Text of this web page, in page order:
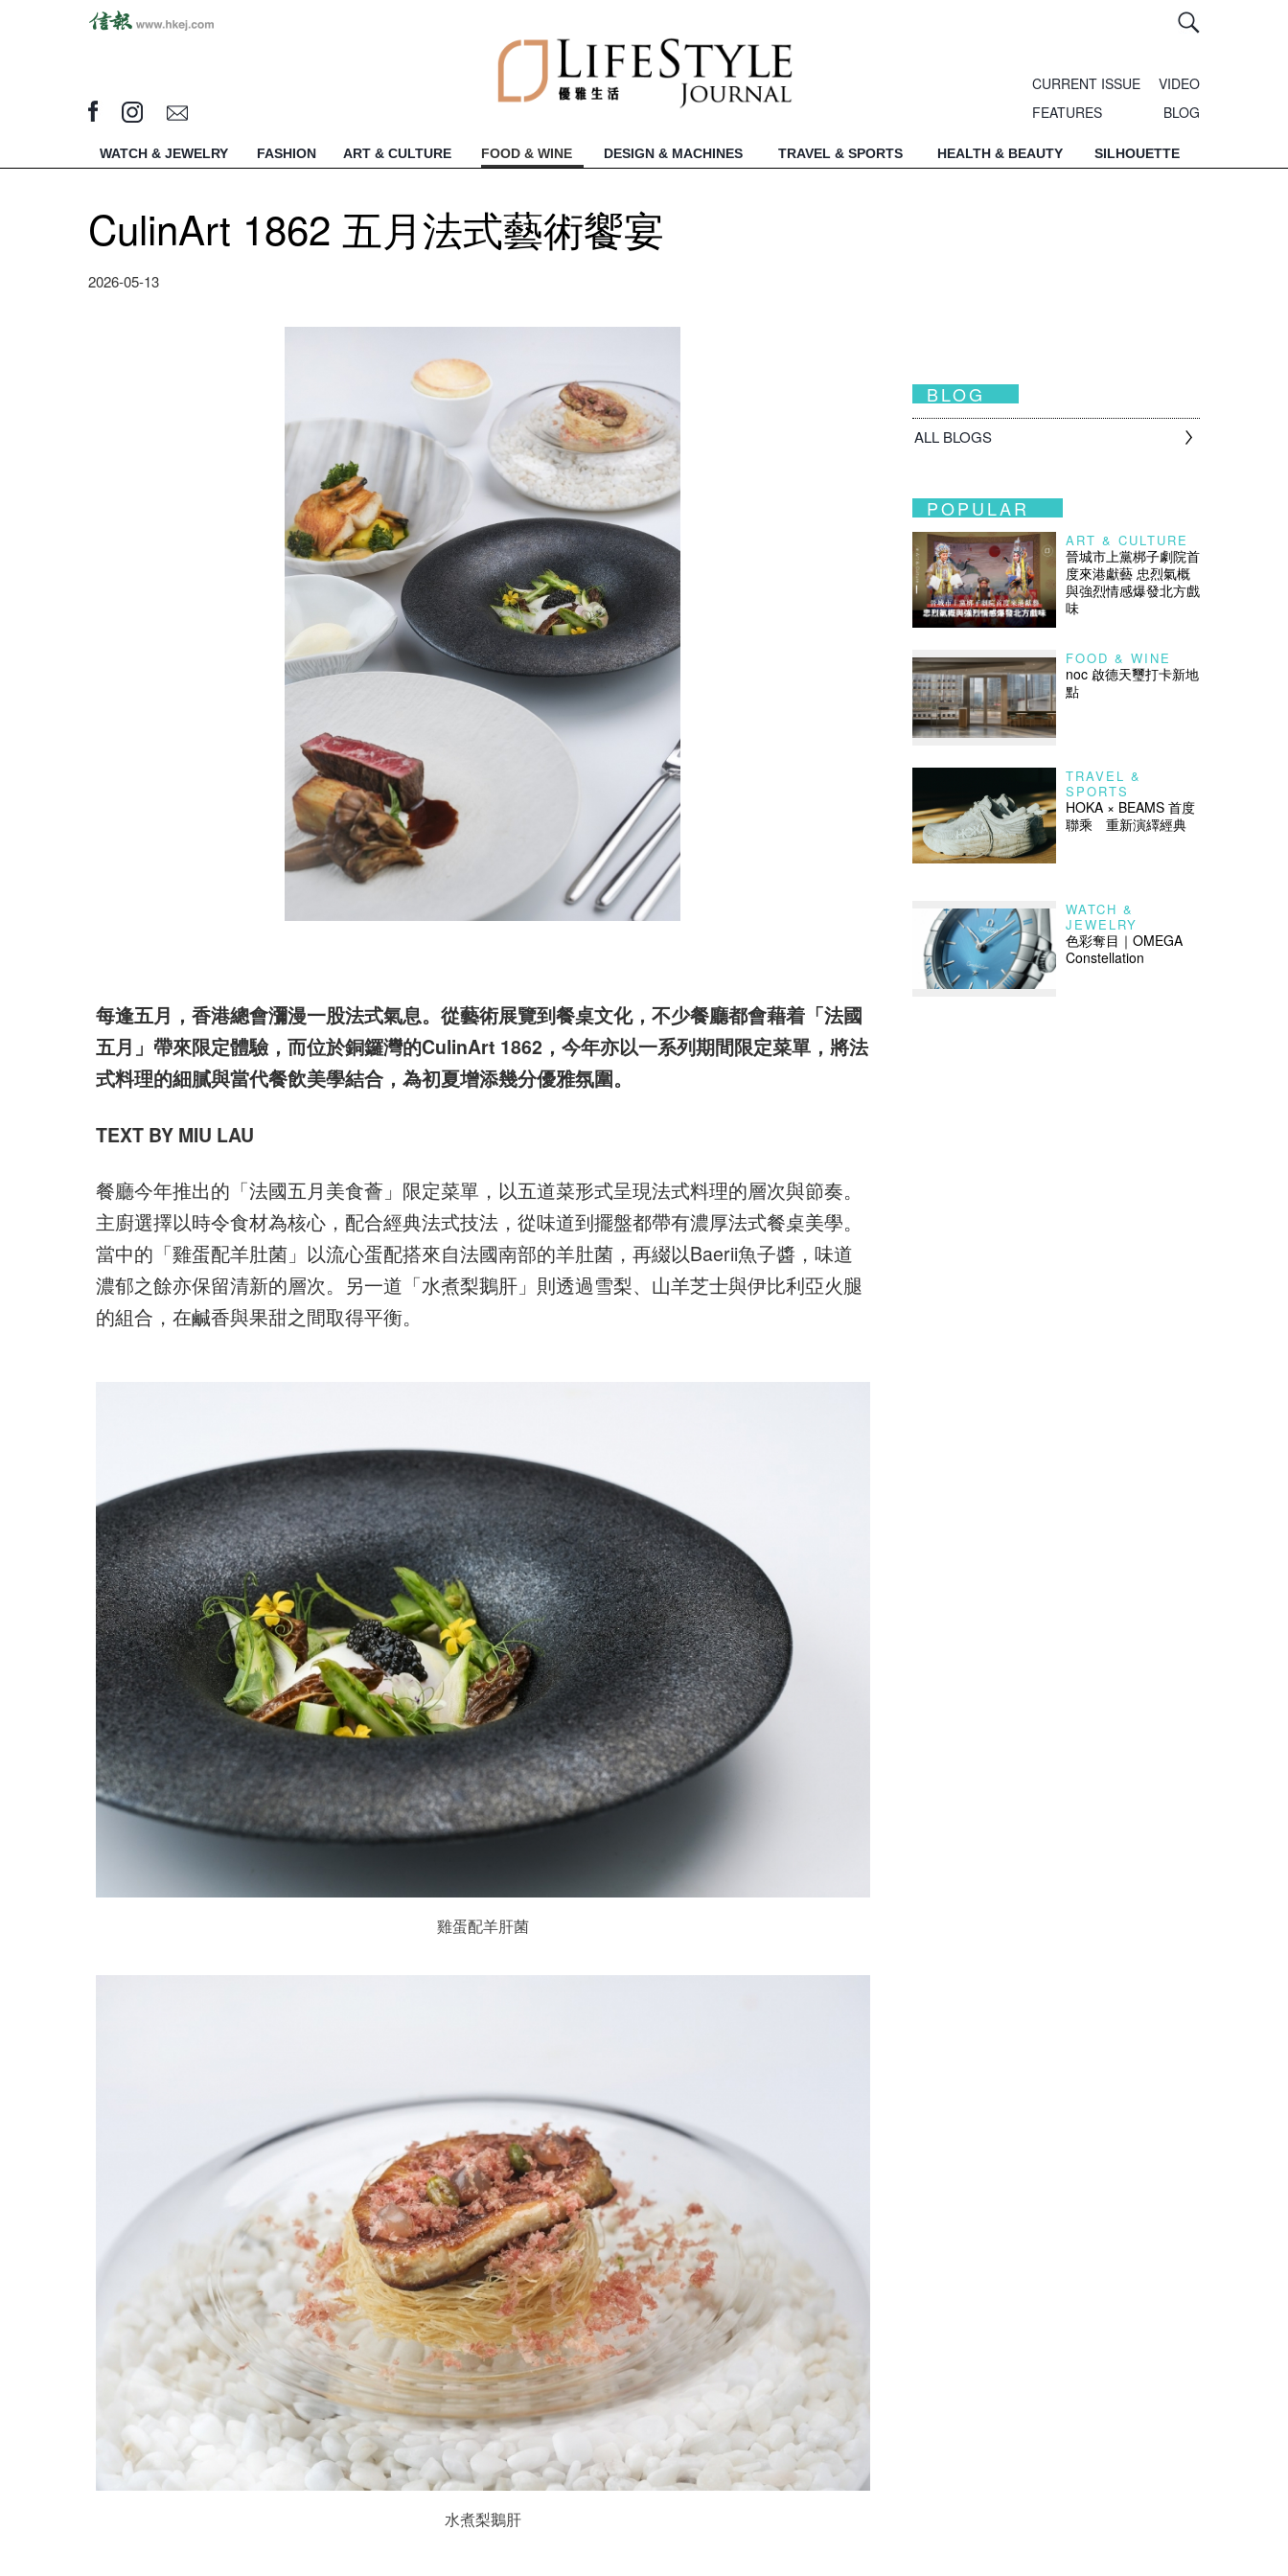
CURRENT ISSUE
VIDEO
FEATURES
BLOG
WATCH & JEWELRY FASHION ART & CULTURE FOOD & WINE DESIGN & MACHINES TRAVEL & SPORTS HEALTH & BEAUTY SILHOUETTE
CulinArt 1862 五月法式藝術饗宴
2026-05-13
每逢五月，香港總會瀰漫一股法式氣息。從藝術展覽到餐桌文化，不少餐廳都會藉着「法國
五月」帶來限定體驗，而位於銅鑼灣的CulinArt 1862，今年亦以一系列期間限定菜單，將法
式料理的細膩與當代餐飲美學結合，為初夏增添幾分優雅氛圍。
TEXT BY MIU LAU
餐廳今年推出的「法國五月美食薈」限定菜單，以五道菜形式呈現法式料理的層次與節奏。
主廚選擇以時令食材為核心，配合經典法式技法，從味道到擺盤都帶有濃厚法式餐桌美學。
當中的「雞蛋配羊肚菌」以流心蛋配搭來自法國南部的羊肚菌，再綴以Baerii魚子醬，味道
濃郁之餘亦保留清新的層次。另一道「水煮梨鵝肝」則透過雪梨、山羊芝士與伊比利亞火腿
的組合，在鹹香與果甜之間取得平衡。
雞蛋配羊肝菌
水煮梨鵝肝
BLOG
ALL BLOGS
POPULAR
ART & CULTURE
晉城市上黨梆子劇院首
度來港獻藝 忠烈氣概
與強烈情感爆發北方戲
味
FOOD & WINE
noc 啟德天璽打卡新地
點
TRAVEL &
SPORTS
HOKA × BEAMS 首度
聯乘 重新演繹經典
WATCH &
JEWELRY
色彩奪目｜OMEGA
Constellation